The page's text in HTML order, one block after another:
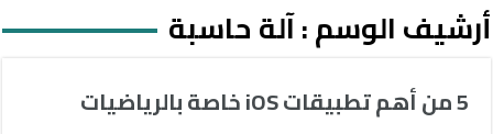
أرشيف الوسم :آلة حاسبة
5 من أهم تطبيقات iOS خاصة بالرياضيات